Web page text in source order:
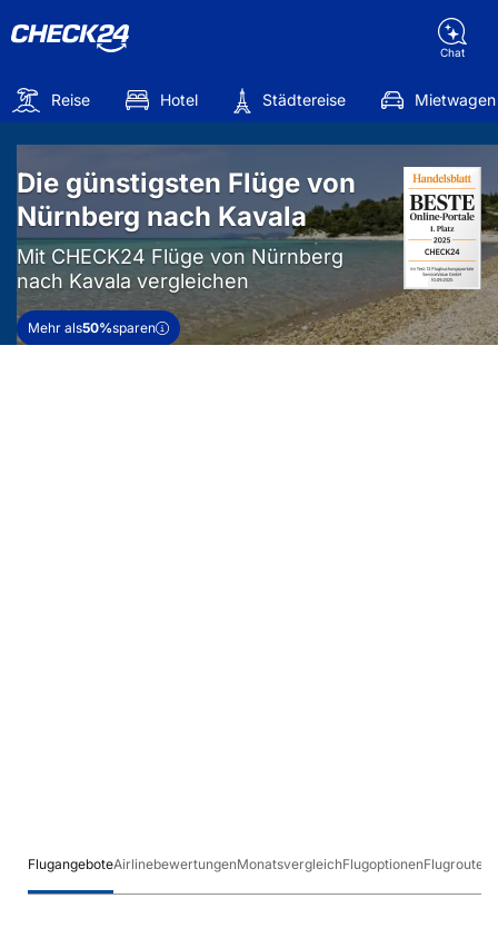
Chat
Reise Hotel Städtereise Mietwagen
Die günstigsten Flüge von
Nürnberg nach Kavala
Mit CHECK24 Flüge von Nürnberg
nach Kavala vergleichen
Mehr als50%sparen
FlugangeboteAirlinebewertungenMonatsvergleichFlugoptionenFlugrouten